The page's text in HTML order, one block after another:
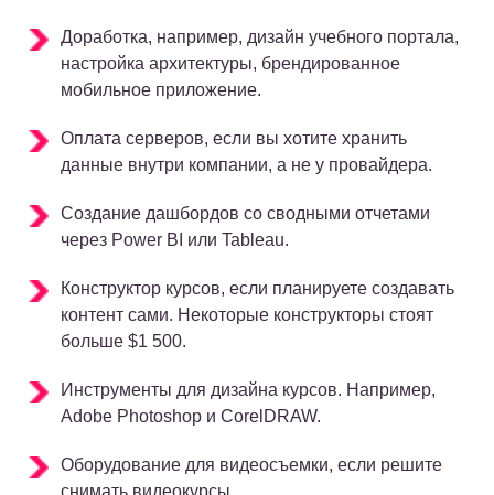
Доработка, например, дизайн учебного портала,
настройка архитектуры, брендированное
мобильное приложение.
Оплата серверов, если вы хотите хранить
данные внутри компании, а не у провайдера.
Создание дашбордов со сводными отчетами
через Power BI или Tableau.
Конструктор курсов, если планируете создавать
контент сами. Некоторые конструкторы стоят
больше $1 500.
Инструменты для дизайна курсов. Например,
Adobe Photoshop и CorelDRAW.
Оборудование для видеосъемки, если решите